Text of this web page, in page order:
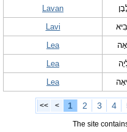
Lavan
Lavi
Lea
Lea
Lea
<< < 1 2 3 4
The site